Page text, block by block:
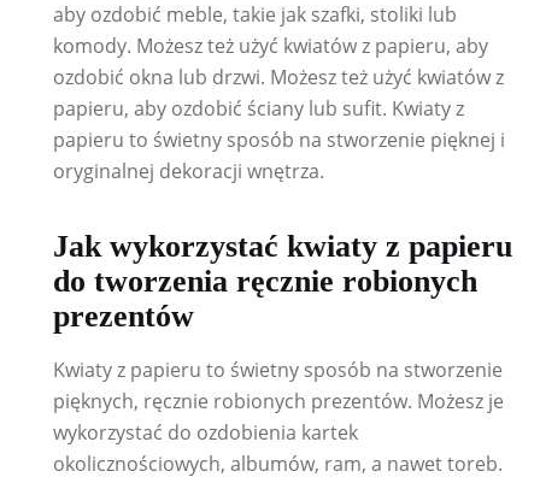
aby ozdobić meble, takie jak szafki, stoliki lub
komody. Możesz też użyć kwiatów z papieru, aby
ozdobić okna lub drzwi. Możesz też użyć kwiatów z
papieru, aby ozdobić ściany lub sufit. Kwiaty z
papieru to świetny sposób na stworzenie pięknej i
oryginalnej dekoracji wnętrza.
Jak wykorzystać kwiaty z papieru
do tworzenia ręcznie robionych
prezentów
Kwiaty z papieru to świetny sposób na stworzenie
pięknych, ręcznie robionych prezentów. Możesz je
wykorzystać do ozdobienia kartek
okolicznościowych, albumów, ram, a nawet toreb.